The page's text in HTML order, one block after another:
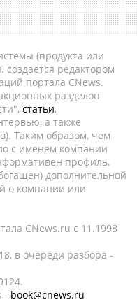
(продукта или
создается редактором
портала CNews.
разделов
статьи,
а также
Таким образом, чем
с именем компании
профиль.
дополнительной
о компании или
CNews.ru c 11.1998
в очереди разбора -
- book@cnews.ru